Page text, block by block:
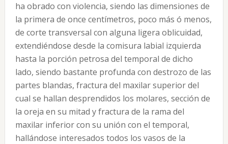
ha obrado con violencia, siendo las dimensiones de
la primera de once centímetros, poco más ó menos,
de corte transversal con alguna ligera oblicuidad,
extendiéndose desde la comisura labial izquierda
hasta la porción petrosa del temporal de dicho
lado, siendo bastante profunda con destrozo de las
partes blandas, fractura del maxilar superior del
cual se hallan desprendidos los molares, sección de
la oreja en su mitad y fractura de la rama del
maxilar inferior con su unión con el temporal,
hallándose interesados todos los vasos de la